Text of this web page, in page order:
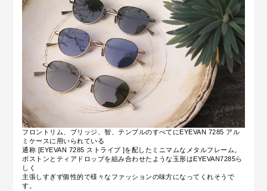
フロントリム、ブリッジ、智、テンプルのすべてにEYEVAN 7285 アル
ミケースに用いられている
通称 [EYEVAN 7285 ストライプ ]を配したミニマムなメタルフレーム。
ボストンとティアドロップを組み合わせたような玉形はEYEVAN7285ら
しく
主張しすぎず個性的で様々なファッションの味方になってくれそうで
す。